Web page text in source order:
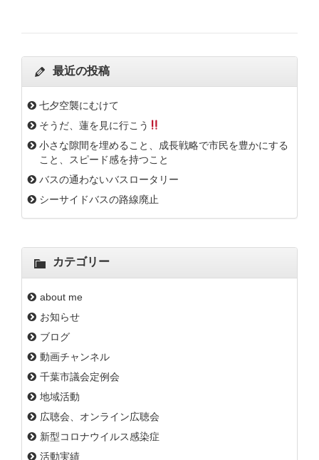
最近の投稿
七夕空襲にむけて
そうだ、蓮を見に行こう
小さな隙間を埋めること、成長戦略で市民を豊かにする
こと、スピード感を持つこと
バスの通わないバスロータリー
シーサイドバスの路線廃止
カテゴリー
about me
お知らせ
ブログ
動画チャンネル
千葉市議会定例会
地域活動
広聴会、オンライン広聴会
新型コロナウイルス感染症
活動実績